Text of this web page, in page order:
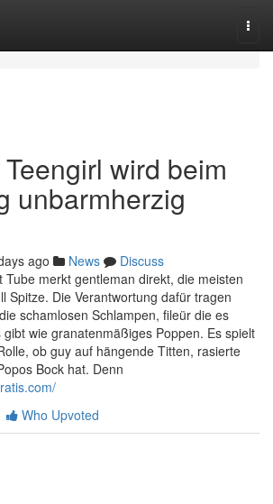
wird beim
unbarmherzig
ago News
Discuss
Tube merkt gentleman direkt, die meisten
Spitze. Die Verantwortung dafür tragen
schamlosen Schlampen, fileür die es
wie granatenmäßiges Poppen. Es spielt
ob guy auf hängende Titten, rasierte
Bock hat. Denn
Who Upvoted